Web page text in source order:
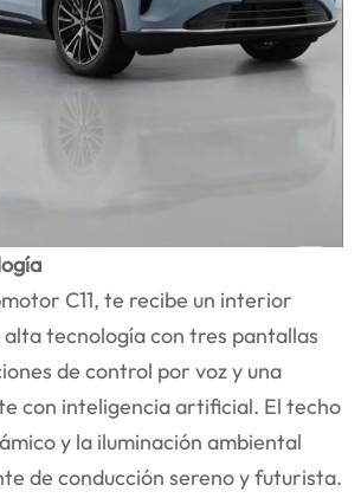
C11, te recibe un interior
tecnología con tres pantallas
de control por voz y una
con inteligencia artificial. El techo
y la iluminación ambiental
de conducción sereno y futurista.